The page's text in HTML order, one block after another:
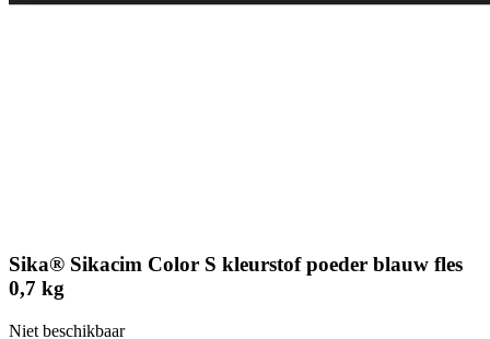
Sika® Sikacim Color S kleurstof poeder blauw fles
0,7 kg
Niet beschikbaar